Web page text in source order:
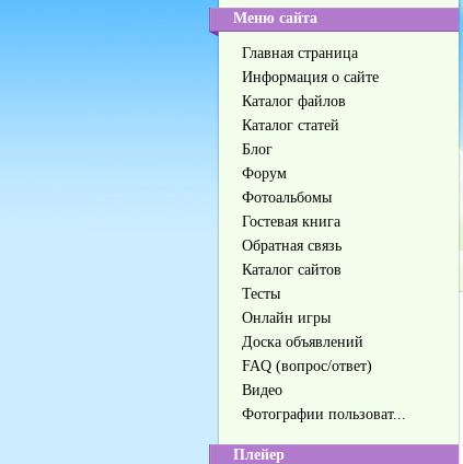
Меню сайта
Главная страница
Информация о сайте
Каталог файлов
Каталог статей
Блог
Форум
Фотоальбомы
Гостевая книга
Обратная связь
Каталог сайтов
Тесты
Онлайн игры
Доска объявлений
FAQ (вопрос/ответ)
Видео
Фотографии пользоват...
Плейер